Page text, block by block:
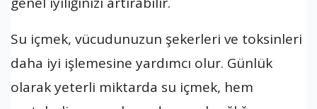
Su içmek, vücudunuzun şekerleri ve toksinleri
daha iyi işlemesine yardımcı olur. Günlük
olarak yeterli miktarda su içmek, hem